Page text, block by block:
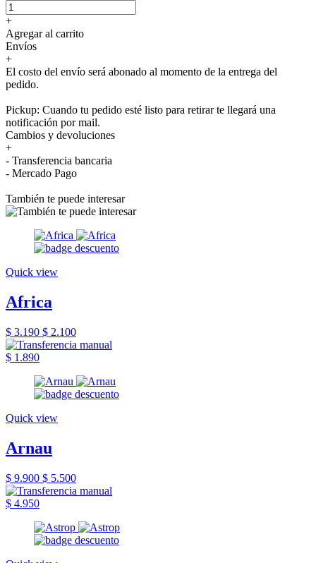
+
Agregar al carrito
Envíos
+
El costo del envío será abonado al momento de la entrega del
pedido.
Pickup: Cuando tu pedido esté listo para retirar te llegará una
notificación por mail.
Cambios y devoluciones
+
- Transferencia bancaria
- Mercado Pago
También te puede interesar
Quick view
Africa
$ 3.190 $ 2.100
$ 1.890
Quick view
Arnau
$ 9.900 $ 5.500
$ 4.950